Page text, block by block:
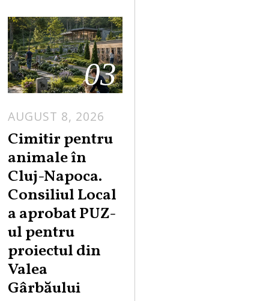
03
AUGUST 8, 2026
Cimitir pentru
animale în
Cluj-Napoca.
Consiliul Local
a aprobat PUZ-
ul pentru
proiectul din
Valea
Gârbăului